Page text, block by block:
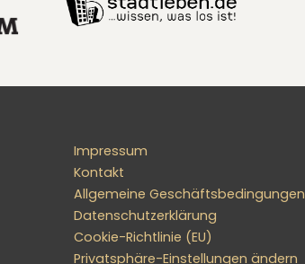
Impressum
Kontakt
Allgemeine Geschäftsbedingungen
Datenschutzerklärung
Cookie-Richtlinie (EU)
Privatsphäre-Einstellungen ändern